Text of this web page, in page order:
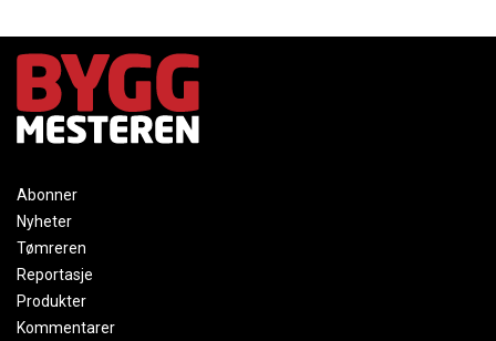
Abonner
Nyheter
Tømreren
Reportasje
Produkter
Kommentarer